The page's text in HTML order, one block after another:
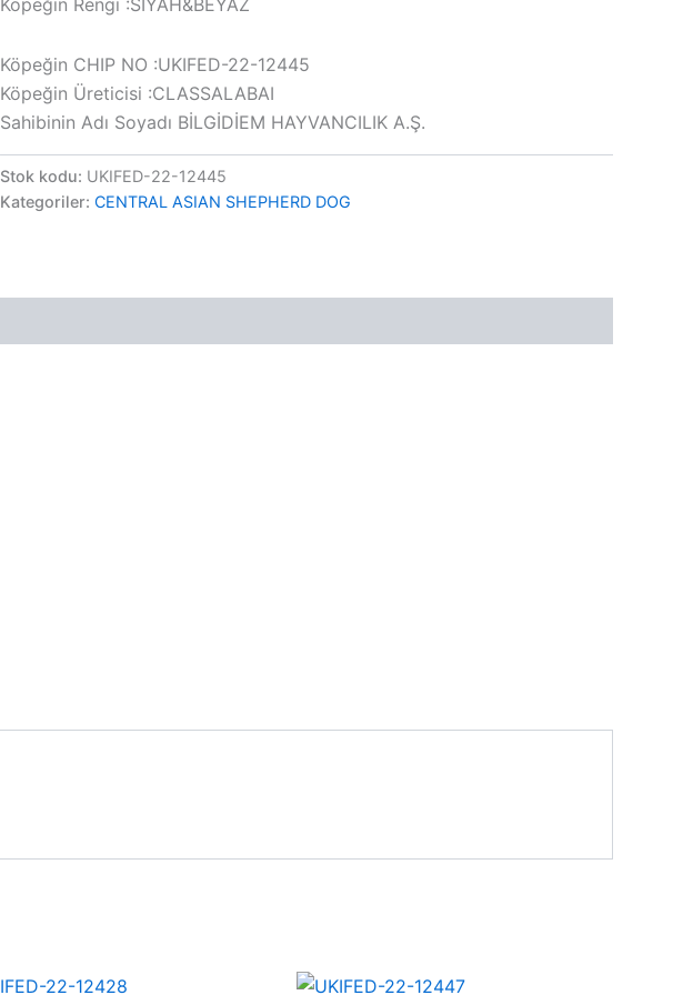
Köpeğin CHIP NO :UKIFED-22-12445
Köpeğin Üreticisi :CLASSALABAI
Sahibinin Adı Soyadı BİLGİDİEM HAYVANCILIK A.Ş.
Stok kodu: UKIFED-22-12445
Kategoriler: CENTRAL ASIAN SHEPHERD DOG